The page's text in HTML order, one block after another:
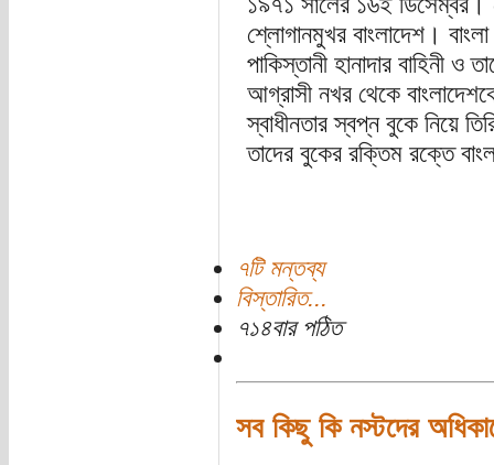
শ্লোগানমুখর বাংলাদেশ।
পাকিস্তানী হানাদার বাহিনী
আগ্রাসী নখর থেকে
স্বাধীনতার স্বপ্ন বুকে নিয়ে
তাদের বুকের রক্তিম রক্তে
৭টি মন্তব্য
বিস্তারিত...
৭১৪বার পঠিত
সব কিছু কি নস্টদের